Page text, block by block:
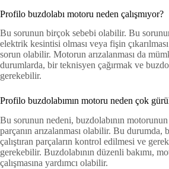
Profilo buzdolabı motoru neden çalışmıyor?
Bu sorunun birçok sebebi olabilir. Bu
elektrik kesintisi olması veya fişin
sorun olabilir. Motorun arızalanması da
durumlarda, bir teknisyen çağırmak ve
gerekebilir.
Profilo buzdolabımın motoru neden çok
Bu sorunun nedeni, buzdolabının motorunun
parçanın arızalanması olabilir. Bu durumda,
çalıştıran parçaların kontrol edilmesi ve
gerekebilir. Buzdolabının düzenli bakımı,
çalışmasına yardımcı olabilir.